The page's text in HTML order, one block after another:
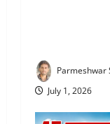
Parmeshwar
July 1, 2026